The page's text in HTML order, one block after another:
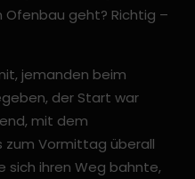
Ofenbau geht? Richtig –
jemanden beim
der Start war
mit dem
zum Vormittag überall
sich ihren Weg bahnte,